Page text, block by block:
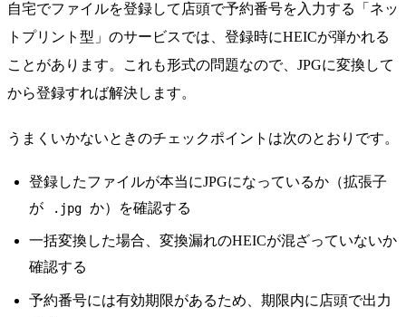
自宅でファイルを登録して店頭で予約番号を入力する「ネッ
トプリント型」のサービスでは、登録時にHEICが弾かれる
ことがあります。これも形式の問題なので、JPGに変換して
から登録すれば解決します。
うまくいかないときのチェックポイントは次のとおりです。
登録したファイルが本当にJPGになっているか（拡張子
が
.jpg か）を確認する
一括変換した場合、変換漏れのHEICが混ざっていないか
確認する
予約番号には有効期限があるため、期限内に店頭で出力